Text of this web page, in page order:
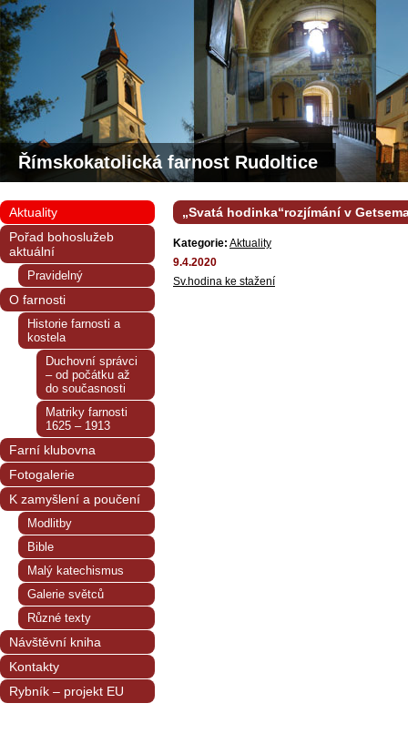
Římskokatolická farnost Rudoltice
„Svatá hodinka“rozjímání v
Kategorie: Aktuality
9.4.2020
Sv.hodina ke stažení
Aktuality
Pořad bohoslužeb
aktuální
Pravidelný
O farnosti
Historie farnosti a
kostela
Duchovní správci
– od počátku až
do současnosti
Matriky farnosti
1625 – 1913
Farní klubovna
Fotogalerie
K zamyšlení a poučení
Modlitby
Bible
Malý katechismus
Galerie světců
Různé texty
Návštěvní kniha
Kontakty
Rybník – projekt EU